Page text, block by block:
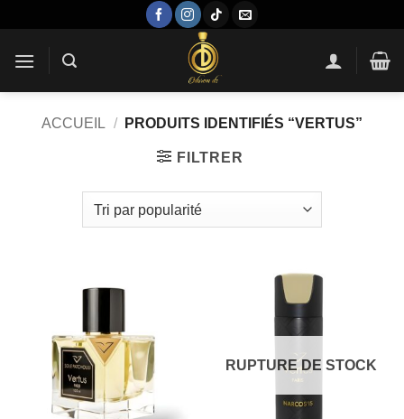
contenu
ACCUEIL / PRODUITS IDENTIFIÉS “VERTUS”
FILTRER
RUPTURE DE STOCK